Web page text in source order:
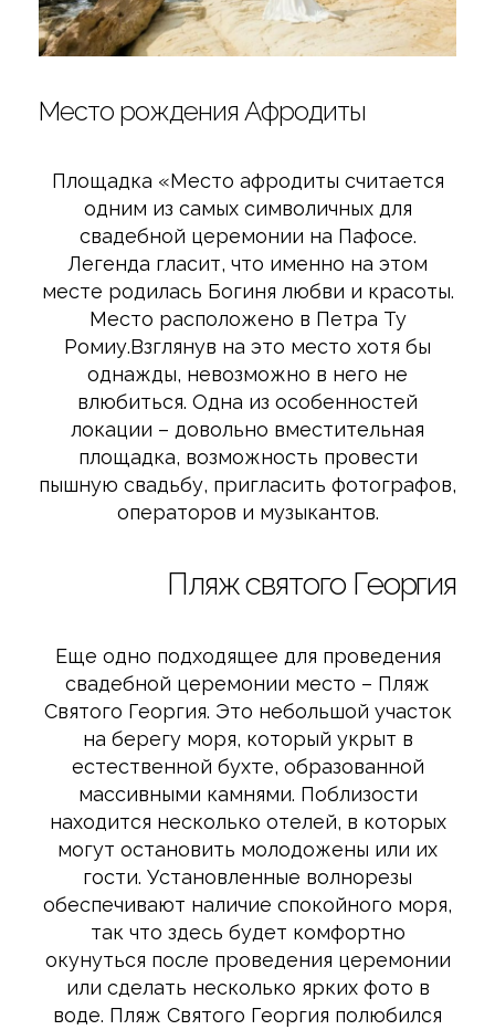
Место рождения Афродиты
Площадка «Место афродиты считается
одним из самых символичных для
свадебной церемонии на Пафосе.
Легенда гласит, что именно на этом
месте родилась Богиня любви и красоты.
Место расположено в Петра Ту
Ромиу.Взглянув на это место хотя бы
однажды, невозможно в него не
влюбиться. Одна из особенностей
локации – довольно вместительная
площадка, возможность провести
пышную свадьбу, пригласить фотографов,
операторов и музыкантов.
Пляж святого Георгия
Еще одно подходящее для проведения
свадебной церемонии место – Пляж
Святого Георгия. Это небольшой участок
на берегу моря, который укрыт в
естественной бухте, образованной
массивными камнями. Поблизости
находится несколько отелей, в которых
могут остановить молодожены или их
гости. Установленные волнорезы
обеспечивают наличие спокойного моря,
так что здесь будет комфортно
окунуться после проведения церемонии
или сделать несколько ярких фото в
воде. Пляж Святого Георгия полюбился